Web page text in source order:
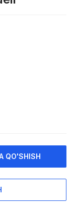
QO'SHISH